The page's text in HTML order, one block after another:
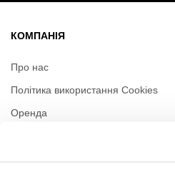
КОМПАНІЯ
Про нас
Політика використання Cookies
Оренда